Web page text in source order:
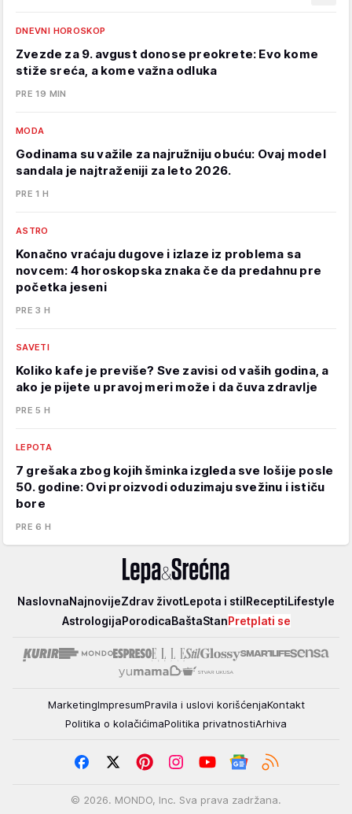
DNEVNI HOROSKOP
Zvezde za 9. avgust donose preokrete: Evo kome
stiže sreća, a kome važna odluka
PRE 19 MIN
MODA
Godinama su važile za najružniju obuću: Ovaj model
sandala je najtraženiji za leto 2026.
PRE 1 H
ASTRO
Konačno vraćaju dugove i izlaze iz problema sa
novcem: 4 horoskopska znaka če da predahnu pre
početka jeseni
PRE 3 H
SAVETI
Koliko kafe je previše? Sve zavisi od vaših godina, a
ako je pijete u pravoj meri može i da čuva zdravlje
PRE 5 H
LEPOTA
7 grešaka zbog kojih šminka izgleda sve lošije posle
50. godine: Ovi proizvodi oduzimaju svežinu i ističu
bore
PRE 6 H
Lepa
NaslovnaNajnovijeZdrav životLepota i stilReceptiLifestyle
AstrologijaPorodicaBaštaStanPretplati se
MarketingImpresumPravila i uslovi korišćenjaKontakt
Politika o kolačićimaPolitika privatnostiArhiva
© 2026. MONDO, Inc. Sva prava zadržana.